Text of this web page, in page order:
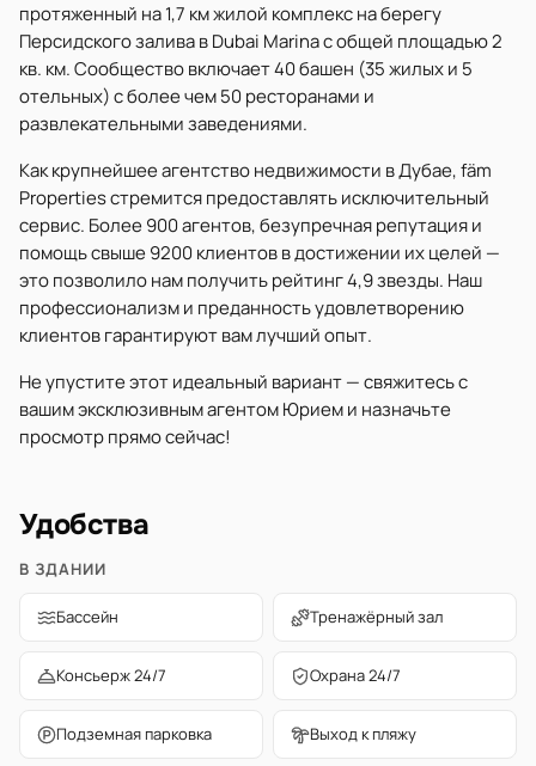
протяженный на 1,7 км жилой комплекс на берегу
Персидского залива в Dubai Marina с общей площадью 2
кв. км. Сообщество включает 40 башен (35 жилых и 5
отельных) с более чем 50 ресторанами и
развлекательными заведениями.
Как крупнейшее агентство недвижимости в Дубае, fäm
Properties стремится предоставлять исключительный
сервис. Более 900 агентов, безупречная репутация и
помощь свыше 9200 клиентов в достижении их целей —
это позволило нам получить рейтинг 4,9 звезды. Наш
профессионализм и преданность удовлетворению
клиентов гарантируют вам лучший опыт.
Не упустите этот идеальный вариант — свяжитесь с
вашим эксклюзивным агентом Юрием и назначьте
просмотр прямо сейчас!
Удобства
В ЗДАНИИ
Бассейн Тренажёрный зал
Консьерж 24/7 Охрана 24/7
Подземная парковка Выход к пляжу